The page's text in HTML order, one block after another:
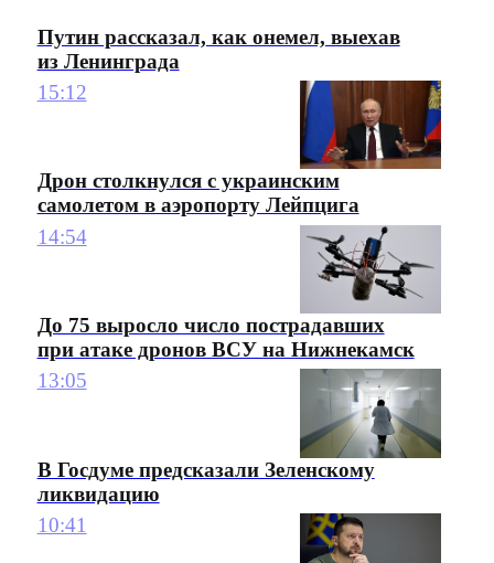
Путин рассказал, как онемел, выехав
из Ленинграда
15:12
Дрон столкнулся с украинским
самолетом в аэропорту Лейпцига
14:54
До 75 выросло число пострадавших
при атаке дронов ВСУ на Нижнекамск
13:05
В Госдуме предсказали Зеленскому
ликвидацию
10:41